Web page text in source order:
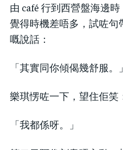
由 café 行到西營盤海邊
覺得時機差唔多，試咗句
嘅說話：
「其實同你傾偈幾舒服。」
樂琪愣咗一下，望住佢笑
「我都係呀。」